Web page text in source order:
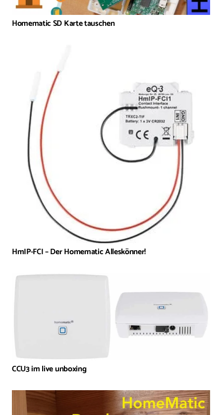
Homematic SD Karte tauschen
HmIP-FCI – Der Homematic Alleskönner!
CCU3 im live unboxing